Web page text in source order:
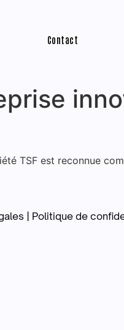
Contact
TSF est reconnue
| Politique de